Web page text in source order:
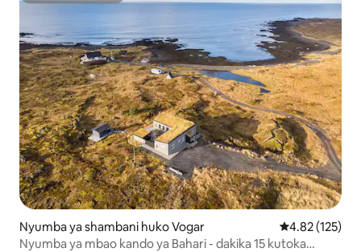
Nyumba ya shambani huko Vogar Ukadiriaji wa
4.82 (125)
Nyumba ya mbao kando ya Bahari - dakika 15 kutoka